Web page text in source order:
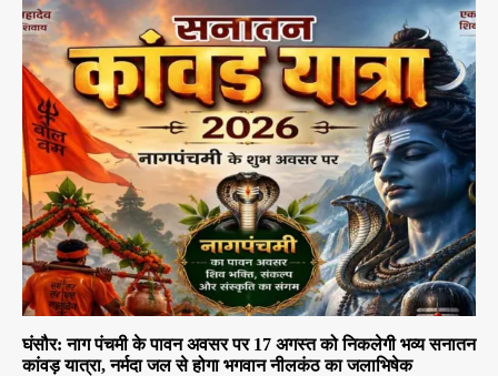
घंसौर: नाग पंचमी के पावन अवसर पर 17 अगस्त को निकलेगी भव्य सनातन
कांवड़ यात्रा, नर्मदा जल से होगा भगवान नीलकंठ का जलाभिषेक